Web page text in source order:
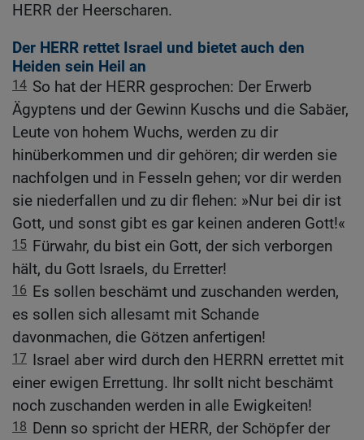
HERR der Heerscharen.
Der HERR rettet Israel und bietet auch den
Heiden sein Heil an
14 So hat der HERR gesprochen: Der Erwerb
Ägyptens und der Gewinn Kuschs und die Sabäer,
Leute von hohem Wuchs, werden zu dir
hinüberkommen und dir gehören; dir werden sie
nachfolgen und in Fesseln gehen; vor dir werden
sie niederfallen und zu dir flehen: »Nur bei dir ist
Gott, und sonst gibt es gar keinen anderen Gott!«
15 Fürwahr, du bist ein Gott, der sich verborgen
hält, du Gott Israels, du Erretter!
16 Es sollen beschämt und zuschanden werden,
es sollen sich allesamt mit Schande
davonmachen, die Götzen anfertigen!
17 Israel aber wird durch den HERRN errettet mit
einer ewigen Errettung. Ihr sollt nicht beschämt
noch zuschanden werden in alle Ewigkeiten!
18 Denn so spricht der HERR, der Schöpfer der